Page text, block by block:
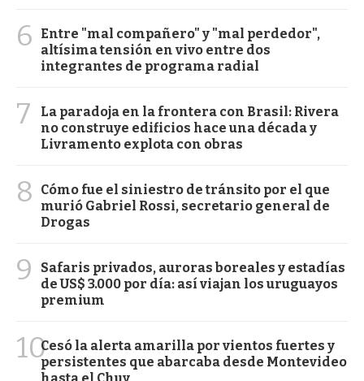
6
Entre "mal compañero" y "mal perdedor",
altísima tensión en vivo entre dos
integrantes de programa radial
7
La paradoja en la frontera con Brasil: Rivera
no construye edificios hace una década y
Livramento explota con obras
8
Cómo fue el siniestro de tránsito por el que
murió Gabriel Rossi, secretario general de
Drogas
9
Safaris privados, auroras boreales y estadías
de US$ 3.000 por día: así viajan los uruguayos
premium
10Cesó la alerta amarilla por vientos fuertes y
persistentes que abarcaba desde Montevideo